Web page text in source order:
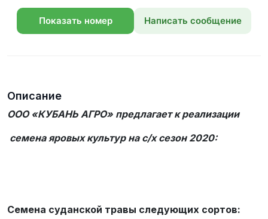
Показать номер Написать сообщение
Описание
ООО «КУБАНЬ АГРО» предлагает к реализации
семена яровых культур на c/х сезон 2020:
Семена суданской травы следующих сортов: